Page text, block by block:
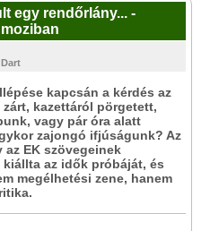
egy rendőrlány... -
kapcsán a kérdés az
kazettáról pörgetett,
vagy pár óra alatt
zajongó ifjúságunk? Az
EK szövegeinek
az idők próbáját, és
megélhetési zene, hanem